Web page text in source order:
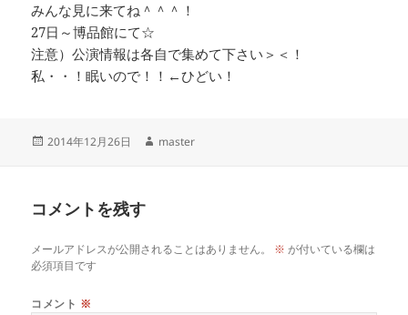
みんな見に来てね＾＾＾！
27日～博品館にて☆
注意）公演情報は各自で集めて下さい＞＜！
私・・！眠いので！！←ひどい！
投
2014年12月26日
作
master
コメントを残す
メールアドレスが公開されることはありません。 ※ が付いている欄は
必須項目です
コメント ※